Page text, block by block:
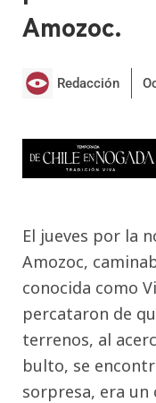
Amozoc.
Redacción
El jueves por la
Amozoc,
conocida como
percataron de
terrenos, al
bulto, se
sorpresa, era